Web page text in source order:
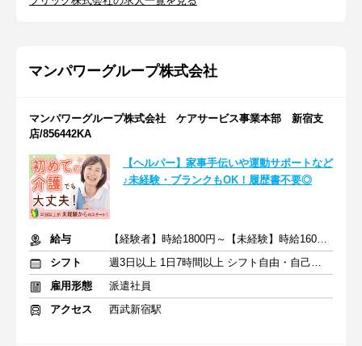
マンパワーグループ株式会社
マンパワーグループ株式会社 ケアサービス事業本部 新宿支
店/856442KA
【ヘルパー】家事手伝いや運動サポートなど
♪未経験・ブランクもOK！履歴書不要◎
給与
【経験者】時給1800円～【未経験】時給1600円～ ※交通費全額
シフト
週3日以上 1日7時間以上 シフト自由・自己申告
雇用形態
派遣社員
アクセス
西武新宿駅